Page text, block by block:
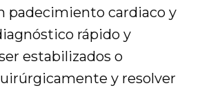
padecimiento cardiaco y
rápido y
estabilizados o
y resolver